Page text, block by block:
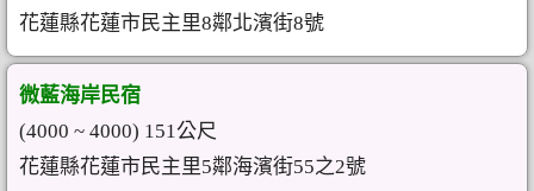
花蓮縣花蓮市民主里8鄰北濱街8號
微藍海岸民宿
(4000 ~ 4000) 151公尺
花蓮縣花蓮市民主里5鄰海濱街55之2號